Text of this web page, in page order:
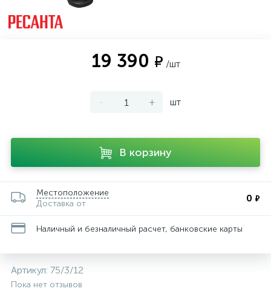
19 390 ₽ /шт
- + шт
В корзину
Местоположение
Доставка от
0 ₽
Наличный и безналичный расчет, банковские карты
Артикул: 75/3/12
Пока нет отзывов